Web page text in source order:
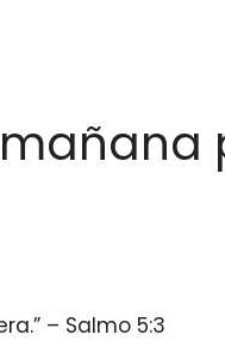
– Salmo 5:3